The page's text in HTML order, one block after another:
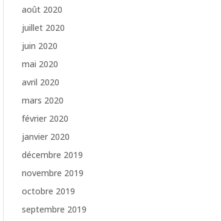
août 2020
juillet 2020
juin 2020
mai 2020
avril 2020
mars 2020
février 2020
janvier 2020
décembre 2019
novembre 2019
octobre 2019
septembre 2019